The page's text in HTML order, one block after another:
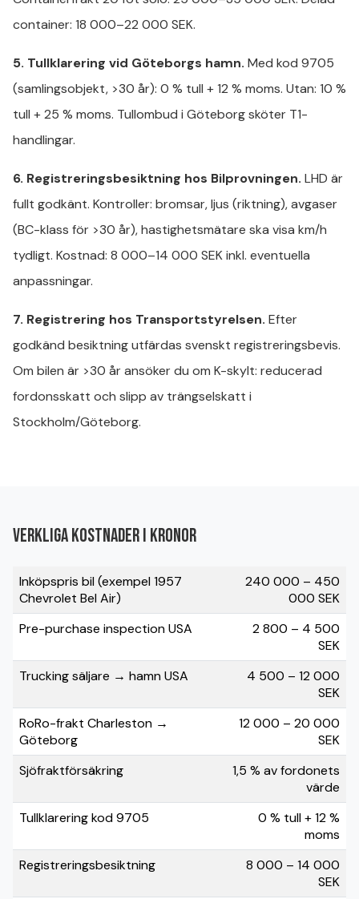
container: 18 000–22 000 SEK.
5. Tullklarering vid Göteborgs hamn. Med kod 9705
(samlingsobjekt, >30 år): 0 % tull + 12 % moms. Utan: 10 %
tull + 25 % moms. Tullombud i Göteborg sköter T1-
handlingar.
6. Registreringsbesiktning hos Bilprovningen. LHD är
fullt godkänt. Kontroller: bromsar, ljus (riktning), avgaser
(BC-klass för >30 år), hastighetsmätare ska visa km/h
tydligt. Kostnad: 8 000–14 000 SEK inkl. eventuella
anpassningar.
7. Registrering hos Transportstyrelsen. Efter
godkänd besiktning utfärdas svenskt registreringsbevis.
Om bilen är >30 år ansöker du om K-skylt: reducerad
fordonsskatt och slipp av trängselskatt i
Stockholm/Göteborg.
Verkliga kostnader i kronor
Inköpspris bil (exempel 1957
Chevrolet Bel Air)
240 000 – 450
000 SEK
Pre-purchase inspection USA
2 800 – 4 500
SEK
Trucking säljare → hamn USA
4 500 – 12 000
SEK
RoRo-frakt Charleston →
Göteborg
12 000 – 20 000
SEK
Sjöfraktförsäkring
1,5 % av fordonets
värde
Tullklarering kod 9705
0 % tull + 12 %
moms
Registreringsbesiktning
8 000 – 14 000
SEK